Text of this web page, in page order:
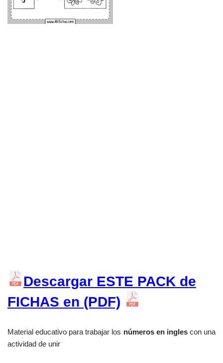
Descargar ESTE PACK de
FICHAS en (PDF)
Material educativo para trabajar los números en inglescon una
actividad de unir